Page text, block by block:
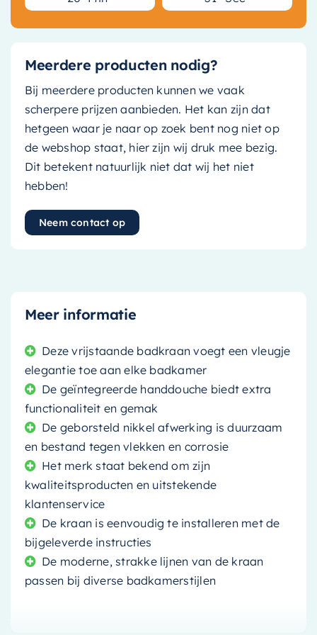
Meerdere producten nodig?
Bij meerdere producten kunnen we vaak
scherpere prijzen aanbieden. Het kan zijn dat
hetgeen waar je naar op zoek bent nog niet op
de webshop staat, hier zijn wij druk mee bezig.
Dit betekent natuurlijk niet dat wij het niet
hebben!
Neem contact op
Meer informatie
Deze vrijstaande badkraan voegt een vleugje
elegantie toe aan elke badkamer
De geïntegreerde handdouche biedt extra
functionaliteit en gemak
De geborsteld nikkel afwerking is duurzaam
en bestand tegen vlekken en corrosie
Het merk staat bekend om zijn
kwaliteitsproducten en uitstekende
klantenservice
De kraan is eenvoudig te installeren met de
bijgeleverde instructies
De moderne, strakke lijnen van de kraan
passen bij diverse badkamerstijlen